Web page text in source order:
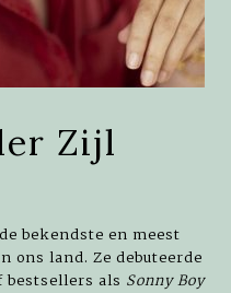
Zijl
bekendste en meest
ons land. Ze debuteerde
als Sonny Boy